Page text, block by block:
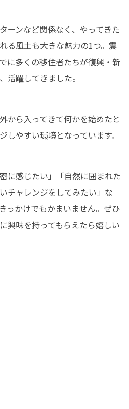
ーンなど関係なく、やってきた
る風土も大きな魅力の1つ。震
に多くの移住者たちが復興・新
活躍してきました。
から入ってきて何かを始めたと
しやすい環境となっています。
に感じたい」「自然に囲まれた
チャレンジをしてみたい」な
っかけでもかまいません。ぜひ
興味を持ってもらえたら嬉しい